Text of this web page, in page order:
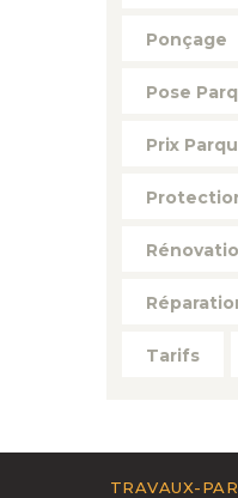
Ponçage
Pose
Prix
Tarifs
TRAVAUX-